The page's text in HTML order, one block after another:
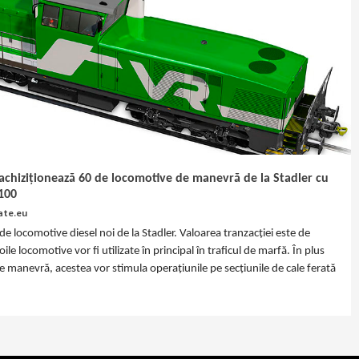
60 de locomotive de manevră de la Stadler cu
locomotive diesel noi de la Stadler. Valoarea tranzacției este de
locomotive vor fi utilizate în principal în traficul de marfă. În plus
acestea vor stimula operațiunile pe secțiunile de cale ferată